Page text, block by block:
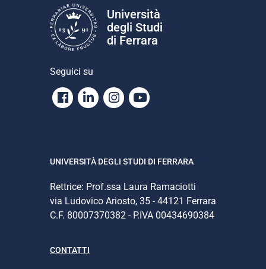
Università
degli Studi
di Ferrara
Seguici su
Facebook
LinkedinInstagram
Youtube
UNIVERSITÀ DEGLI STUDI DI FERRARA
Rettrice: Prof.ssa Laura Ramaciotti
via Ludovico Ariosto, 35 - 44121 Ferrara
C.F. 80007370382 - P.IVA 00434690384
CONTATTI